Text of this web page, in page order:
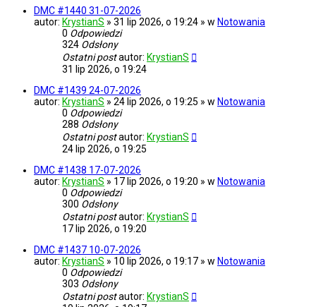
DMC #1440 31-07-2026
autor: KrystianS » 31 lip 2026, o 19:24 » w Notowania
0 Odpowiedzi
324 Odsłony
Ostatni postautor: KrystianS
31 lip 2026, o 19:24
DMC #1439 24-07-2026
autor: KrystianS » 24 lip 2026, o 19:25 » w Notowania
0 Odpowiedzi
288 Odsłony
Ostatni postautor: KrystianS
24 lip 2026, o 19:25
DMC #1438 17-07-2026
autor: KrystianS » 17 lip 2026, o 19:20 » w Notowania
0 Odpowiedzi
300 Odsłony
Ostatni postautor: KrystianS
17 lip 2026, o 19:20
DMC #1437 10-07-2026
autor: KrystianS » 10 lip 2026, o 19:17 » w Notowania
0 Odpowiedzi
303 Odsłony
Ostatni postautor: KrystianS